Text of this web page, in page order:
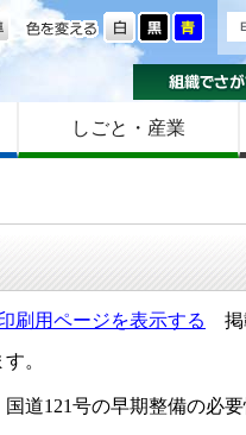
色を変える
しごと・産業
刷用ページを表示する
掲
。
121号の早期整備の必要